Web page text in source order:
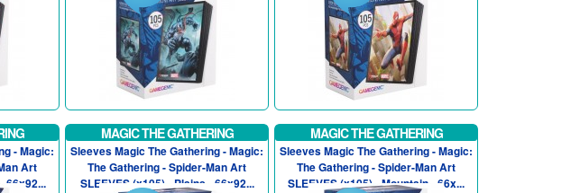
- Magic:
Art
66x92...
MAGIC THE GATHERING
Sleeves Magic The Gathering - Magic:
The Gathering - Spider-Man Art
SLEEVES (x105) - Plains - 66x92...
MAGIC THE GATHERING
Sleeves Magic The Gathering - Magic:
The Gathering - Spider-Man Art
SLEEVES (x105) - Mountain - 66x...